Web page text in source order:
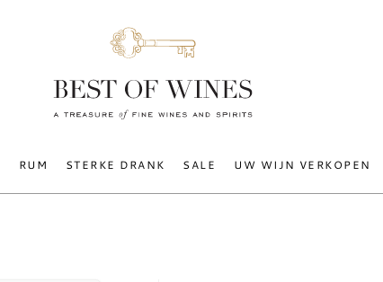
RUM STERKE DRANK SALE UW WIJN VERKOPEN